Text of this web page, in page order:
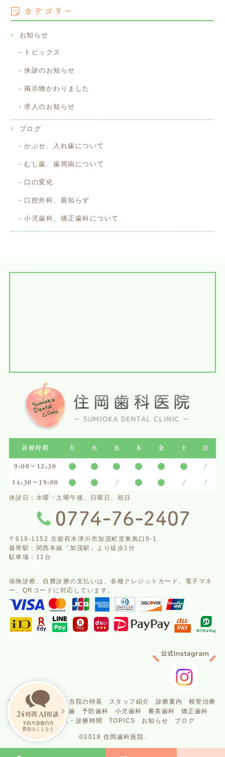
予約や診療内容
費用のことなど
24時間AI相談
カテゴリー
お知らせ
トピックス
休診のお知らせ
掲示物かわりました
求人のお知らせ
ブログ
かぶせ、入れ歯について
むし歯、歯周病について
口の変化
口腔外科、親知らず
小児歯科、矯正歯科について
診療時間 月 火 水 木 金 土
日
9:00～12:30
● ● ● ● ● ● /
14:30〜19:00 ● ● / ● ● / /
休診日：水曜・土曜午後、日曜日、祝日
〒619-1152 京都府木津川市加茂町里東鳥口9-1
最寄駅：関西本線「加茂駅」より徒歩1分
駐車場：11台
保険診療、自費診療の支払いは、各種クレジットカード、電子マネ
ー、QRコードに対応しています。
HOME 医院案内 当院の特長 スタッフ紹介 診療案内
根管治療
歯周病
義歯・入れ歯 予防歯科 小児歯科 審美歯科
矯正歯科
採用情報
アクセス・診療時間 TOPICS お知らせ ブログ
©2018 住岡歯科医院.